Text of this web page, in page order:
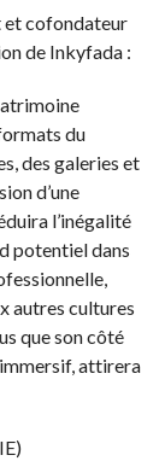
et cofondateur
de Inkyfada :
du
des galeries et
d’une
l’inégalité
potentiel dans
autres cultures
que son côté
attirera